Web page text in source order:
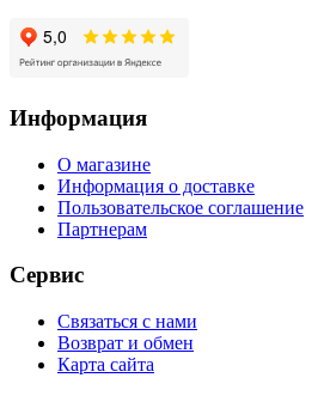
Информация
О магазине
Информация о доставке
Пользовательское соглашение
Партнерам
Сервис
Связаться с нами
Возврат и обмен
Карта сайта